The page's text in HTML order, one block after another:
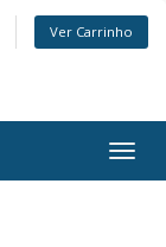
Ver Carrinho